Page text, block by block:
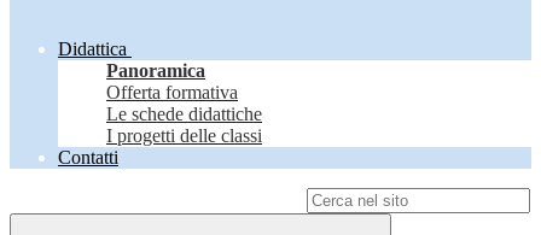
Didattica
Panoramica
Offerta formativa
Le schede didattiche
I progetti delle classi
Contatti